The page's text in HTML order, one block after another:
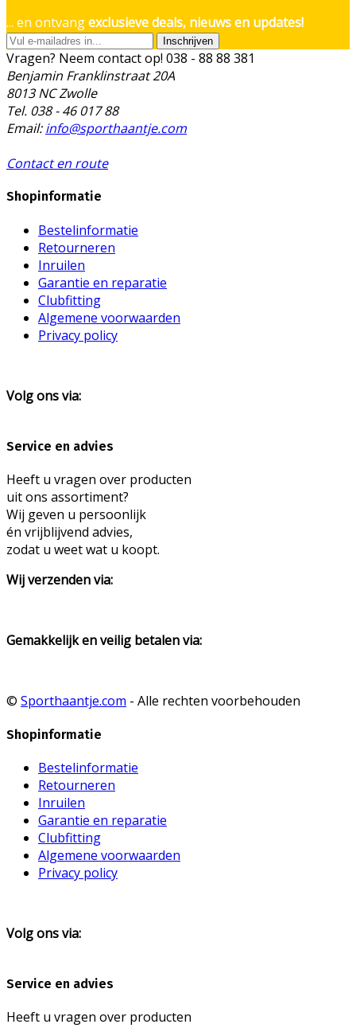
... en ontvangexclusieve deals, nieuws en updates!
Inschrijven
Vragen? Neem contact op! 038 - 88 88 381
Benjamin Franklinstraat 20A
8013 NC Zwolle
Tel. 038 - 46 017 88
Email:info@sporthaantje.com
Contact en route
Shopinformatie
Bestelinformatie
Retourneren
Inruilen
Garantie en reparatie
Clubfitting
Algemene voorwaarden
Privacy policy
Volg ons via:
Service en advies
Heeft u vragen over producten
uit ons assortiment?
Wij geven u persoonlijk
én vrijblijvend advies,
zodat u weet wat u koopt.
Wij verzenden via:
Gemakkelijk en veilig betalen via:
© Sporthaantje.com - Alle rechten voorbehouden
Shopinformatie
Bestelinformatie
Retourneren
Inruilen
Garantie en reparatie
Clubfitting
Algemene voorwaarden
Privacy policy
Volg ons via:
Service en advies
Heeft u vragen over producten